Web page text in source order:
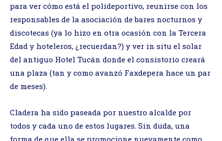
para ver cómo está el polideportivo, reunirse con los
responsables de la asociación de bares nocturnos y
discotecas (ya lo hizo en otra ocasión con la Tercera
Edad y hoteleros, ¿recuerdan?) y ver in situ el solar
del antiguo Hotel Tucán donde el consistorio creará
una plaza (tan y como avanzó Faxdepera hace un par
de meses).
Cladera ha sido paseada por nuestro alcalde por
todos y cada uno de estos lugares. Sin duda, una
forma de que ella se promocione nuevamente como